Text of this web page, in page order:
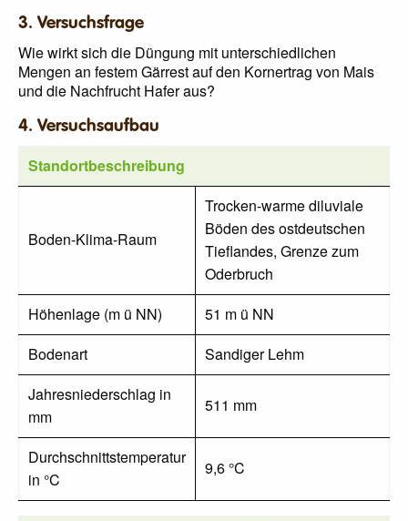
3. Versuchsfrage
Wie wirkt sich die Düngung mit unterschiedlichen
Mengen an festem Gärrest auf den Kornertrag von Mais
und die Nachfrucht Hafer aus?
4. Versuchsaufbau
Standortbeschreibung
Boden-Klima-Raum
Trocken-warme diluviale
Böden des ostdeutschen
Tieflandes, Grenze zum
Oderbruch
Höhenlage (m ü NN)
51 m ü NN
Bodenart
Sandiger Lehm
Jahresniederschlag in
mm
511 mm
Durchschnittstemperatur
in °C
9,6 °C